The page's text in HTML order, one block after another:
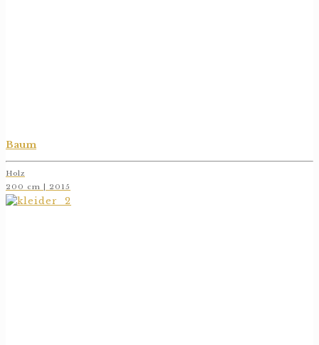
Baum
Holz
200 cm | 2015